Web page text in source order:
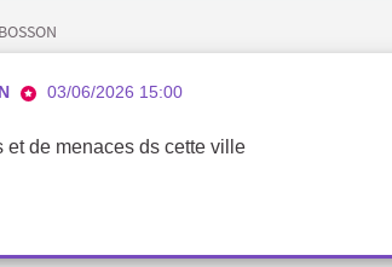
03/06/2026 15:00
de menaces ds cette ville